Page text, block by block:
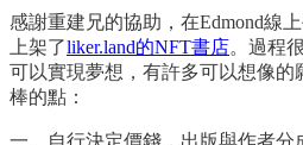
感謝重建兄的協助，在Edmond線
上架了liker.land的NFT書店。過程
可以實現夢想，有許多可以想像的
棒的點：
一、自行決定價錢，出版與作者